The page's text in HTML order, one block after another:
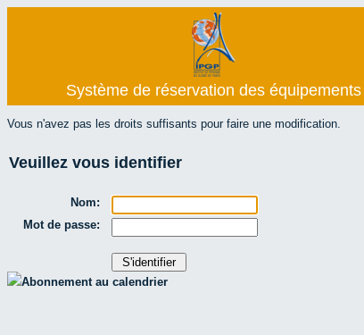
Système de réservation des équipements
Vous n'avez pas les droits suffisants pour faire une modification.
Veuillez vous identifier
Nom:
Mot de passe:
Abonnement au calendrier